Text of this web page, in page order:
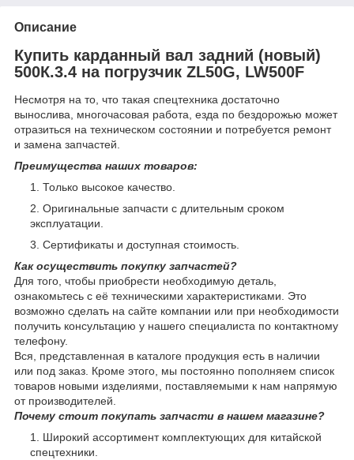
Описание
Купить карданный вал задний (новый)
500К.3.4 на погрузчик ZL50G, LW500F
Несмотря на то, что такая спецтехника достаточно
вынослива, многочасовая работа, езда по бездорожью может
отразиться на техническом состоянии и потребуется ремонт
и замена запчастей.
Преимущества наших товаров:
Только высокое качество.
Оригинальные запчасти с длительным сроком
эксплуатации.
Сертификаты и доступная стоимость.
Как осуществить покупку запчастей?
Для того, чтобы приобрести необходимую деталь,
ознакомьтесь с её техническими характеристиками. Это
возможно сделать на сайте компании или при необходимости
получить консультацию у нашего специалиста по контактному
телефону.
Вся, представленная в каталоге продукция есть в наличии
или под заказ. Кроме этого, мы постоянно пополняем список
товаров новыми изделиями, поставляемыми к нам напрямую
от производителей.
Почему стоит покупать запчасти в нашем магазине?
Широкий ассортимент комплектующих для китайской
спецтехники.